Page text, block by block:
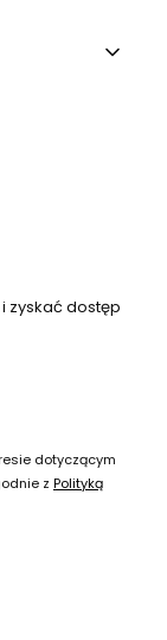
zyskać dostęp
dotyczącym
z Polityką